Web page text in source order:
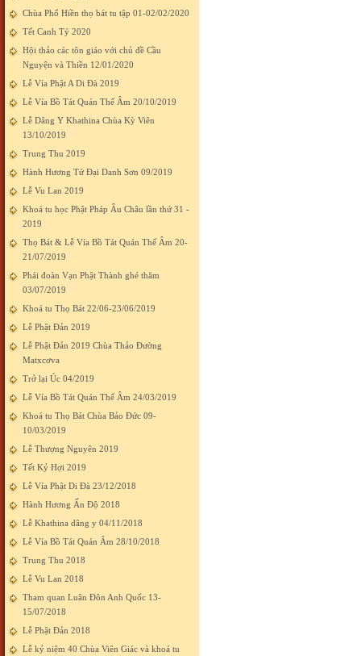
Chùa Phổ Hiền thọ bát tu tập 01-02/02/2020
Tết Canh Tý 2020
Hội thảo các tôn giáo với chủ đề Cầu
Nguyện và Thiền 12/01/2020
Lễ Vía Phật A Di Đà 2019
Lễ Vía Bồ Tát Quán Thế Âm 20/10/2019
Lễ Dâng Y Khathina Chùa Kỳ Viên
13/10/2019
Trung Thu 2019
Hành Hương Tứ Đại Danh Sơn 09/2019
Lễ Vu Lan 2019
Khoá tu học Phật Pháp Âu Châu lần thứ 31 -
2019
Thọ Bát & Lễ Vía Bồ Tát Quán Thế Âm 20-
21/07/2019
Phái đoàn Vạn Phật Thành ghé thăm
03/07/2019
Khoá tu Thọ Bát 22/06-23/06/2019
Lễ Phật Đản 2019
Lễ Phật Đản 2019 Chùa Thảo Đường
Matxcơva
Trở lại Úc 04/2019
Lễ Vía Bồ Tát Quán Thế Âm 24/03/2019
Khoá tu Thọ Bát Chùa Bảo Đức 09-
10/03/2019
Lễ Thượng Nguyên 2019
Tết Kỷ Hợi 2019
Lễ Vía Phật Di Đà 23/12/2018
Hành Hương Ấn Độ 2018
Lễ Khathina dâng y 04/11/2018
Lễ Vía Bồ Tát Quán Âm 28/10/2018
Trung Thu 2018
Lễ Vu Lan 2018
Tham quan Luân Đôn Anh Quốc 13-
15/07/2018
Lễ Phật Đản 2018
Lễ kỷ niệm 40 Chùa Viên Giác và khoá tu